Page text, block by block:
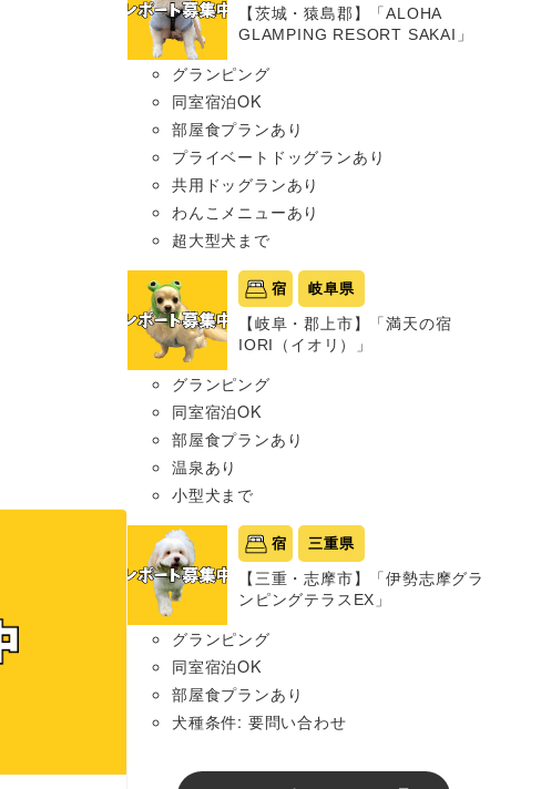
【茨城・猿島郡】「ALOHA
GLAMPING RESORT SAKAI」
グランピング
同室宿泊OK
部屋食プランあり
プライベートドッグランあり
共用ドッグランあり
わんこメニューあり
超大型犬まで
宿 岐阜県
【岐阜・郡上市】「満天の宿
IORI（イオリ）」
グランピング
同室宿泊OK
部屋食プランあり
温泉あり
小型犬まで
宿 三重県
【三重・志摩市】「伊勢志摩グラ
ンピングテラスEX」
グランピング
同室宿泊OK
部屋食プランあり
犬種条件: 要問い合わせ